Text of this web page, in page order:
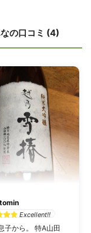
の口コミ (4)
Excellent!!
子から。 特A山田